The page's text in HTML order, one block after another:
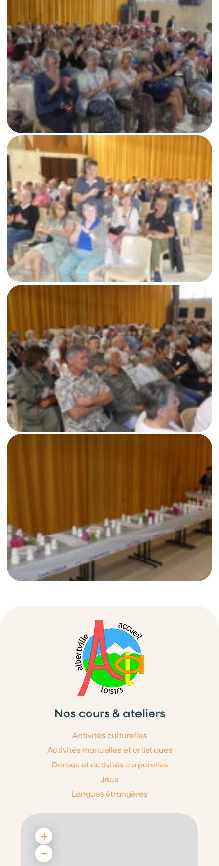
Nos cours & ateliers
Activités culturelles
Activités manuelles et artistiques
Danses et activités corporelles
Jeux
Langues étrangères
+
−